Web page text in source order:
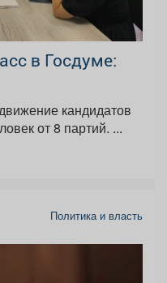
в Госдуме:
кандидатов
на выборы в Госдуму –25 человек от 8 партий. ...
Политика и власть